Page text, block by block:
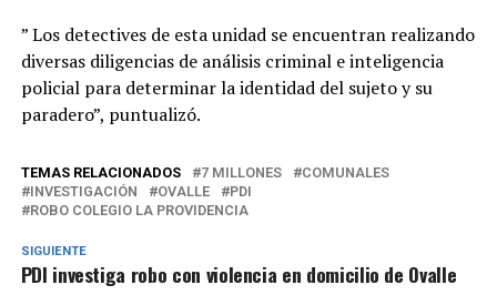
” Los detectives de esta unidad se encuentran realizando
diversas diligencias de análisis criminal e inteligencia
policial para determinar la identidad del sujeto y su
paradero”, puntualizó.
TEMAS RELACIONADOS 7 MILLONES
COMUNALES
INVESTIGACIÓN
OVALLE
PDI
ROBO COLEGIO LA PROVIDENCIA
SIGUIENTE
PDI investiga robo con violencia en domicilio de Ovalle